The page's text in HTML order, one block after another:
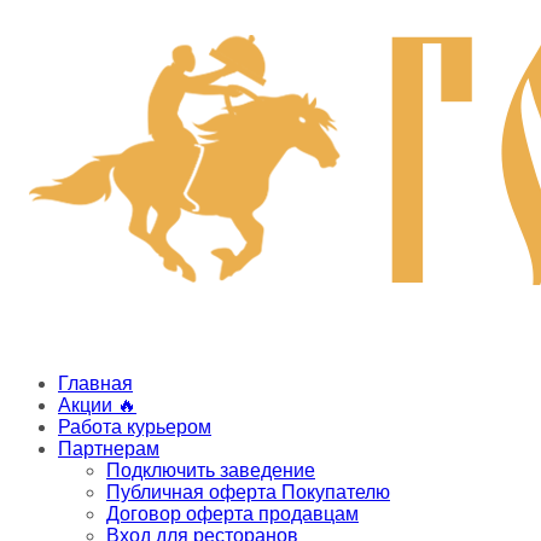
Главная
Акции 🔥
Работа курьером
Партнерам
Подключить заведение
Публичная оферта Покупателю
Договор оферта продавцам
Вход для ресторанов